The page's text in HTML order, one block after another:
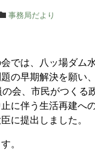
事務局だより
では、八ッ場ダム
の早期解決を願い
会、市民がつくる
止に伴う生活再建へ
に提出しました。
。